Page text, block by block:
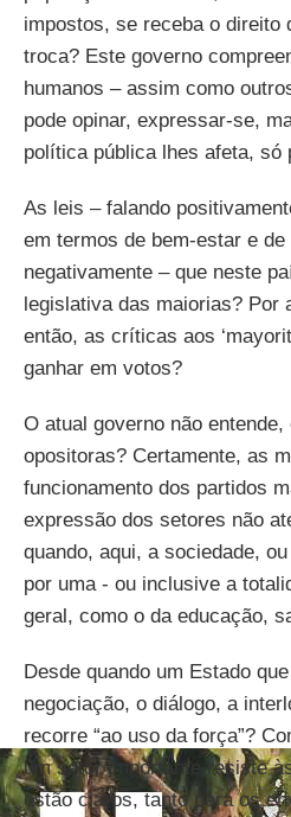
impostos, se receba o direito
troca? Este governo
humanos – assim como
pode opinar, expressar-se,
política pública lhes afeta, só
As leis – falando
em termos de bem-estar e
negativamente – que neste
legislativa das maiorias? Por
então, as críticas aos
ganhar em votos?
O atual governo não
opositoras? Certamente, as
funcionamento dos partidos
expressão dos setores não
quando, aqui, a sociedade,
por uma - ou inclusive a
geral, como o da educação,
Desde quando um Estado
negociação, o diálogo, a
recorre “ao uso da força”?
um setor importante resiste
estão claros, tanto para os